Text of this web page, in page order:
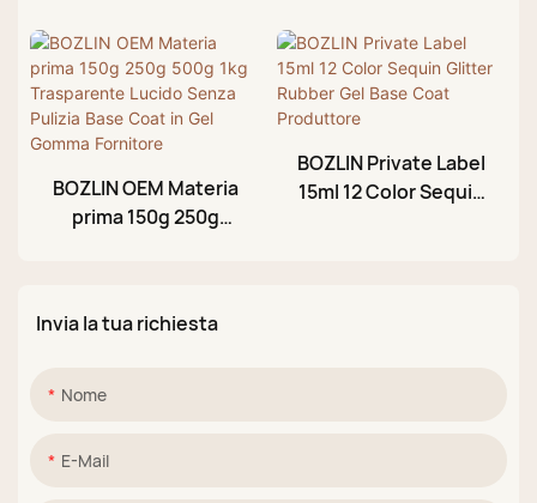
Colori Rubber Gel
Base Coat
Produttore
Jelly Rubber Base
Top Gel Factory
BOZLIN OEM Materia
prima 150g 250g
Coat in Gel Gomma
BOZLIN Private Label
15ml 12 Color Sequin
Invia la tua richiesta
Nome
E-Mail